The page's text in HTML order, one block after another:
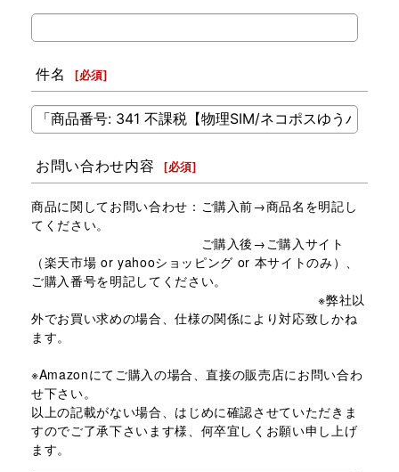
件名 [必須]
お問い合わせ内容 [必須]
商品に関してお問い合わせ：ご購入前→商品名を明記し
てください。
ご購入後→ご購入サイト
（楽天市場 or yahooショッピング or 本サイトのみ）、
ご購入番号を明記してください。
※弊社以
外でお買い求めの場合、仕様の関係により対応致しかね
ます。
※Amazonにてご購入の場合、直接の販売店にお問い合わ
せ下さい。
以上の記載がない場合、はじめに確認させていただきま
すのでご了承下さいます様、何卒宜しくお願い申し上げ
ます。